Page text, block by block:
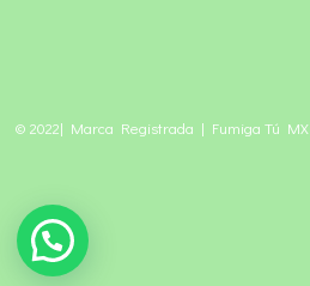
© 2022| Marca Registrada | Fumiga Tú MX